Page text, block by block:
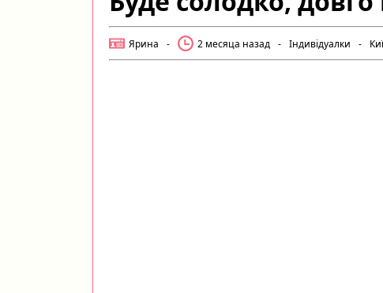
Ярина - 2 месяца назад - Індивідуалки -